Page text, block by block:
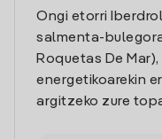
Ongi etorri
salmenta-
Roquetas De
energetikoarekin
argitzeko zure